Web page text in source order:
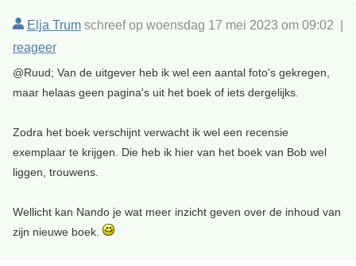
Elja Trumschreef op woensdag 17 mei 2023 om 09:02 |
reageer
@Ruud; Van de uitgever heb ik wel een aantal foto's gekregen,
maar helaas geen pagina's uit het boek of iets dergelijks.
Zodra het boek verschijnt verwacht ik wel een recensie
exemplaar te krijgen. Die heb ik hier van het boek van Bob wel
liggen, trouwens.
Wellicht kan Nando je wat meer inzicht geven over de inhoud van
zijn nieuwe boek.